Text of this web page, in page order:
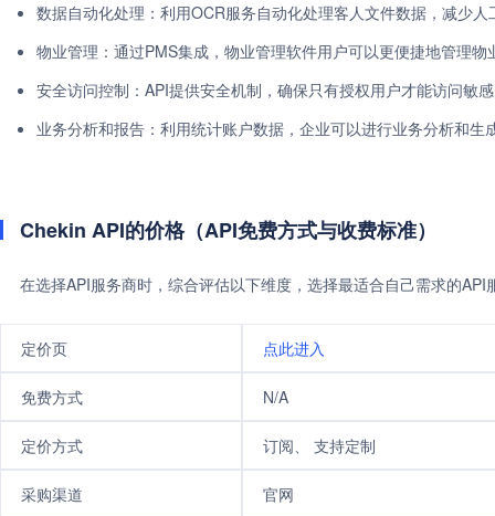
数据自动化处理：利用OCR服务自动化处理客人文件数据，减少人
物业管理：通过PMS集成，物业管理软件用户可以更便捷地管理物
安全访问控制：API提供安全机制，确保只有授权用户才能访问敏
业务分析和报告：利用统计账户数据，企业可以进行业务分析和生
Chekin API的价格（API免费方式与收费标准）
在选择API服务商时，综合评估以下维度，选择最适合自己需求的
定价页 点此进入
免费方式 N/A
定价方式 订阅、 支持定制
采购渠道 官网